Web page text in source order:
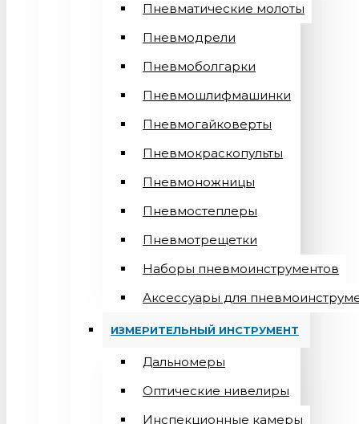
Пневматические молоты
Пневмодрели
Пневмоболгарки
Пневмошлифмашинки
Пневмогайковерты
Пневмокраскопульты
Пневмоножницы
Пневмостеплеры
Пневмотрещетки
Наборы пневмоинструментов
Аксессуары для
ИЗМЕРИТЕЛЬНЫЙ ИНСТРУМЕНТ
Дальномеры
Оптические нивелиры
Инспекционные камеры